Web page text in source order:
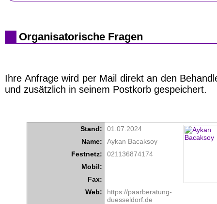
Organisatorische Fragen
Ihre Anfrage wird per Mail direkt an den
und zusätzlich in seinem Postkorb gespeichert.
Stand:
01.07.2024
Name:
Aykan Bacaksoy
Festnetz:
021136874174
Mobil:
Fax:
Web:
https://paarberatung-
duesseldorf.de